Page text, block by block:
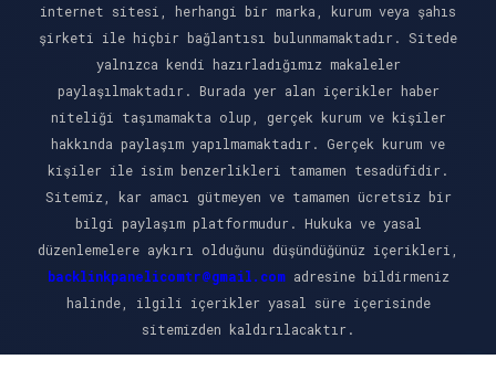
internet sitesi, herhangi bir marka, kurum veya şahıs
şirketi ile hiçbir bağlantısı bulunmamaktadır. Sitede
yalnızca kendi hazırladığımız makaleler
paylaşılmaktadır. Burada yer alan içerikler haber
niteliği taşımamakta olup, gerçek kurum ve kişiler
hakkında paylaşım yapılmamaktadır. Gerçek kurum ve
kişiler ile isim benzerlikleri tamamen tesadüfidir.
Sitemiz, kar amacı gütmeyen ve tamamen ücretsiz bir
bilgi paylaşım platformudur. Hukuka ve yasal
düzenlemelere aykırı olduğunu düşündüğünüz içerikleri,
backlinkpanelicomtr@gmail.comadresine bildirmeniz
halinde, ilgili içerikler yasal süre içerisinde
sitemizden kaldırılacaktır.